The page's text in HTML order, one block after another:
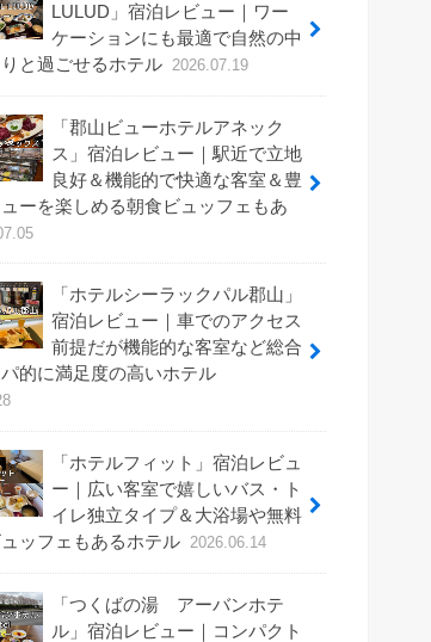
LULUD」宿泊レビュー｜ワー
ケーションにも最適で自然の中
と過ごせるホテル 2026.07.19
「郡山ビューホテルアネック
ス」宿泊レビュー｜駅近で立地
良好＆機能的で快適な客室＆豊
ーを楽しめる朝食ビュッフェもあ
「ホテルシーラックパル郡山」
宿泊レビュー｜車でのアクセス
前提だが機能的な客室など総合
的に満足度の高いホテル
「ホテルフィット」宿泊レビュ
ー｜広い客室で嬉しいバス・ト
イレ独立タイプ＆大浴場や無料
ッフェもあるホテル 2026.06.14
「つくばの湯 アーバンホテ
ル」宿泊レビュー｜コンパクト